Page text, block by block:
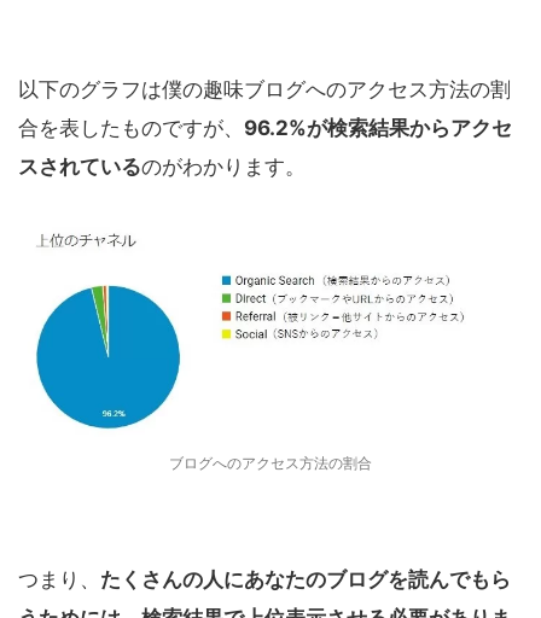
以下のグラフは僕の趣味ブログへのアクセス方法の割
合を表したものですが、 96.2%が検索結果からアクセ
スされているのがわかります。
ブログへのアクセス方法の割合
つまり、 たくさんの人にあなたのブログを読んでもら